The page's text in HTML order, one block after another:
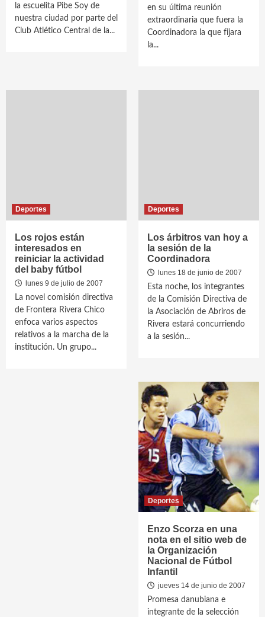
la escuelita Pibe Soy de
nuestra ciudad por parte del
Club Atlético Central de la...
en su última reunión
extraordinaria que fuera la
Coordinadora la que fijara
la...
Deportes
Los rojos están
interesados en
reiniciar la actividad
del baby fútbol
lunes 9 de julio de 2007
La novel comisión directiva
de Frontera Rivera Chico
enfoca varios aspectos
relativos a la marcha de la
institución. Un grupo...
Deportes
Los árbitros van hoy a
la sesión de la
Coordinadora
lunes 18 de junio de 2007
Esta noche, los integrantes
de la Comisión Directiva de
la Asociación de Abriros de
Rivera estará concurriendo
a la sesión...
Deportes
Enzo Scorza en una
nota en el sitio web de
la Organización
Nacional de Fútbol
Infantil
jueves 14 de junio de 2007
Promesa danubiana e
integrante de la selección